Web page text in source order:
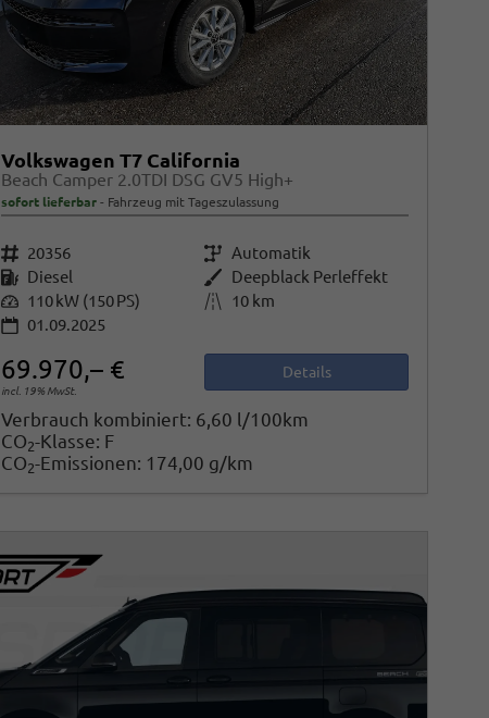
Volkswagen T7 California
Beach Camper 2.0TDI DSG GV5 High+
sofort lieferbar Fahrzeug mit Tageszulassung
Fahrzeugnr. 20356 GetriebeAutomatik
Kraftstoff Diesel Außenfarbe Deepblack Perleffekt
Leistung 110 kW (150 PS) Kilometerstand 10 km
01.09.2025
69.970,– €
incl. 19% MwSt.
Details
Verbrauch kombiniert: 6,60 l/100km
CO2-Klasse: F
CO2-Emissionen: 174,00 g/km